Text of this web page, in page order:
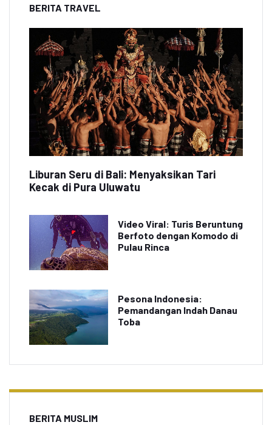
BERITA TRAVEL
Liburan Seru di Bali: Menyaksikan Tari
Kecak di Pura Uluwatu
Video Viral: Turis Beruntung
Berfoto dengan Komodo di
Pulau Rinca
Pesona Indonesia:
Pemandangan Indah Danau
Toba
BERITA MUSLIM